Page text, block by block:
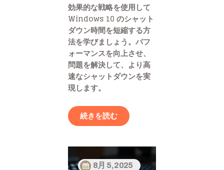
効果的な戦略を使用して
Windows 10 のシャット
ダウン時間を短縮する方
法を学びましょう。パフ
ォーマンスを向上させ、
問題を解決して、より高
速なシャットダウンを実
現します。
続きを読む
8月 5, 2025